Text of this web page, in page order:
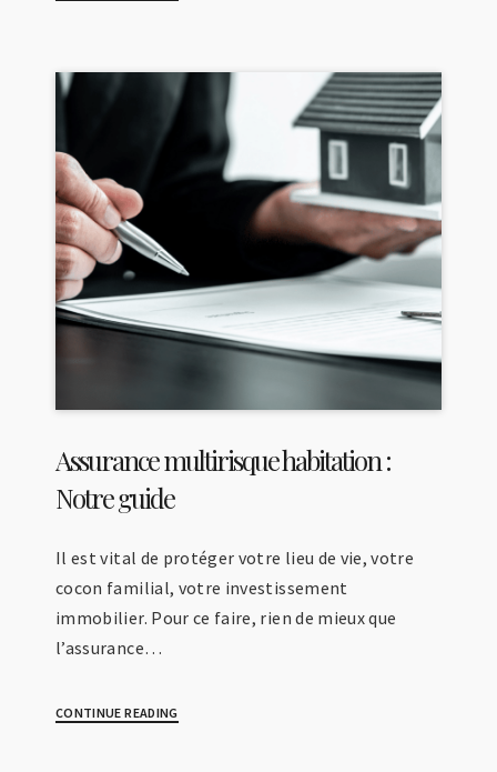
Assurance multirisque habitation :
Notre guide
Il est vital de protéger votre lieu de vie, votre
cocon familial, votre investissement
immobilier. Pour ce faire, rien de mieux que
l’assurance…
CONTINUE READING